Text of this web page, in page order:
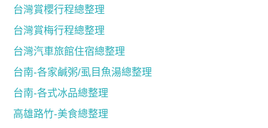
台灣賞櫻行程總整理
台灣賞梅行程總整理
台灣汽車旅館住宿總整理
台南-各家鹹粥/虱目魚湯總整理
台南-各式冰品總整理
高雄路竹-美食總整理